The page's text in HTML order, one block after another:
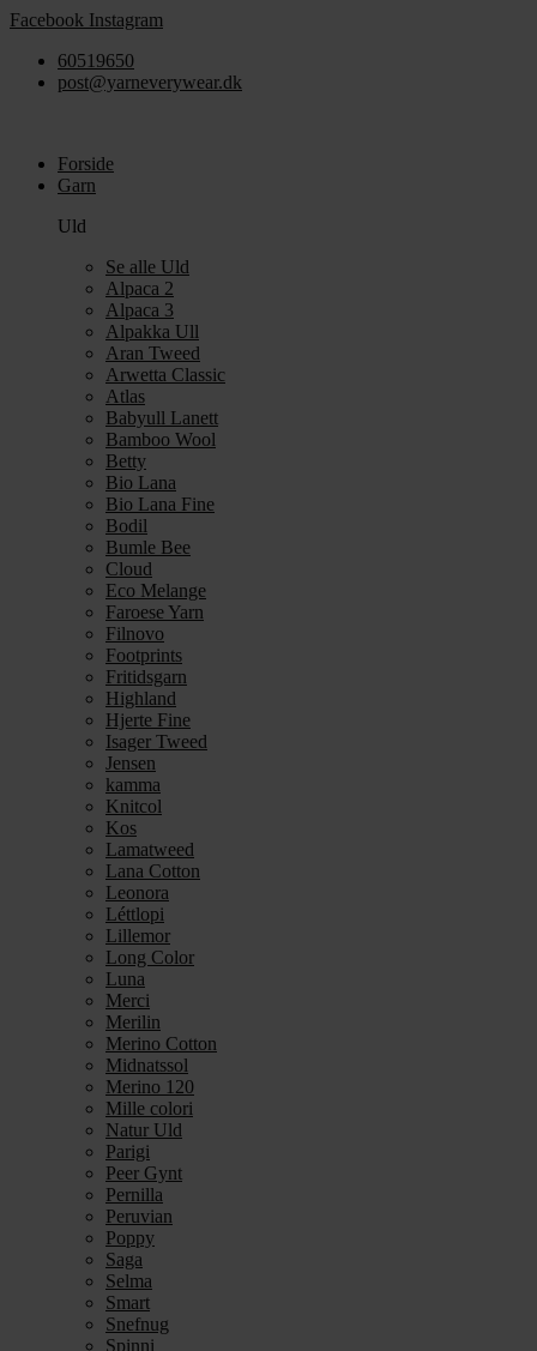
Videre
indhold
Facebook Instagram
60519650
post@yarneverywear.dk
Forside
Garn
Uld
Se alle Uld
Alpaca 2
Alpaca 3
Alpakka Ull
Aran Tweed
Arwetta Classic
Atlas
Babyull Lanett
Bamboo Wool
Betty
Bio Lana
Bio Lana Fine
Bodil
Bumle Bee
Cloud
Eco Melange
Faroese Yarn
Filnovo
Footprints
Fritidsgarn
Highland
Hjerte Fine
Isager Tweed
Jensen
kamma
Knitcol
Kos
Lamatweed
Lana Cotton
Leonora
Léttlopi
Lillemor
Long Color
Luna
Merci
Merilin
Merino Cotton
Midnatssol
Merino 120
Mille colori
Natur Uld
Parigi
Peer Gynt
Pernilla
Peruvian
Poppy
Saga
Selma
Smart
Snefnug
Spinni